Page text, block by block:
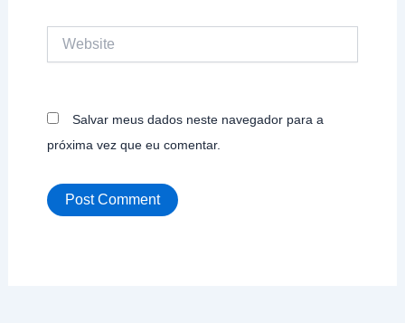
Salvar meus dados neste navegador para a
próxima vez que eu comentar.